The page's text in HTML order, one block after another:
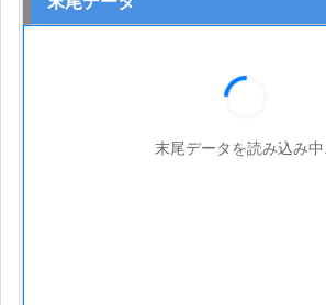
末尾データを読み込み中